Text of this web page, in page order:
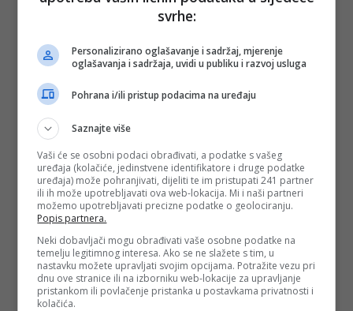
svrhe:
Personalizirano oglašavanje i sadržaj, mjerenje
oglašavanja i sadržaja, uvidi u publiku i razvoj usluga
Pohrana i/ili pristup podacima na uređaju
Saznajte više
Vaši će se osobni podaci obrađivati, a podatke s vašeg
uređaja (kolačiće, jedinstvene identifikatore i druge podatke
uređaja) može pohranjivati, dijeliti te im pristupati 241 partner
ili ih može upotrebljavati ova web-lokacija. Mi i naši partneri
možemo upotrebljavati precizne podatke o geolociranju.
Popis partnera.
Neki dobavljači mogu obrađivati vaše osobne podatke na
temelju legitimnog interesa. Ako se ne slažete s tim, u
nastavku možete upravljati svojim opcijama. Potražite vezu pri
dnu ove stranice ili na izborniku web-lokacije za upravljanje
pristankom ili povlačenje pristanka u postavkama privatnosti i
kolačića.